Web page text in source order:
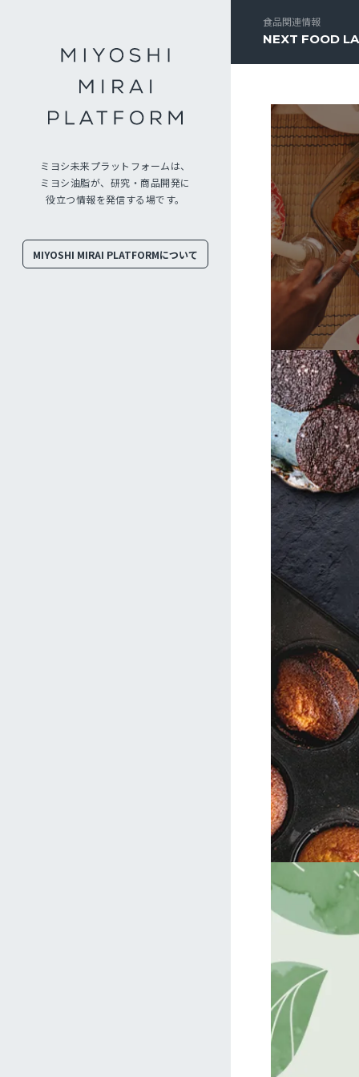
ミヨシ未来プラットフォームは、
ミヨシ油脂が、研究・商品開発に
役立つ情報を発信する場です。
MIYOSHI MIRAI PLATFORMについて
食品関連情報
NEXT FOOD